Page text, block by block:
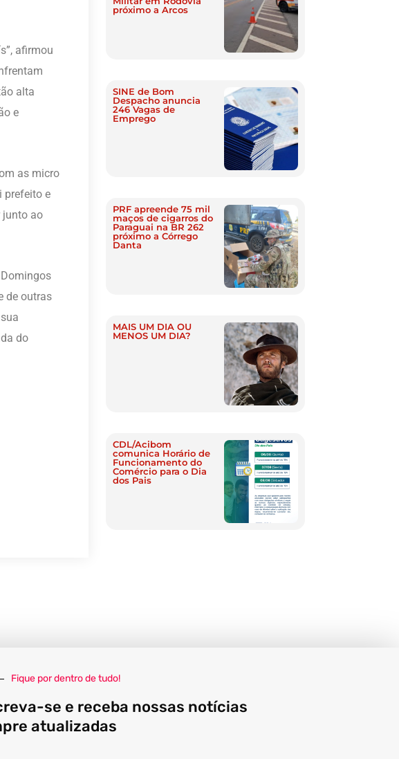
afirmou
alta
e
as micro
prefeito e
junto ao
de outras
do
próximo a Arcos
SINE de Bom
Despacho anuncia
246 Vagas de
Emprego
PRF apreende 75 mil
maços de cigarros do
Paraguai na BR 262
próximo a Córrego
Danta
MAIS UM DIA OU
MENOS UM DIA?
CDL/Acibom
comunica Horário de
Funcionamento do
Comércio para o Dia
dos Pais
Fique por dentro de tudo!
se e receba nossas notícias
atualizadas